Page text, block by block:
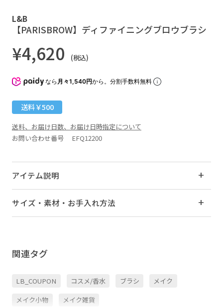
L&B
【PARISBROW】ディファイニングブロウブラシ
¥4,620 (税込)
なら 月々1,540円から。分割手数料無料
送料￥500
送料、お届け日数、お届け日時指定について
お問い合わせ番号 EFQ12200
アイテム説明
サイズ・素材・お手入れ方法
関連タグ
LB_COUPON コスメ/香水 ブラシ メイク
メイク小物 メイク雑貨